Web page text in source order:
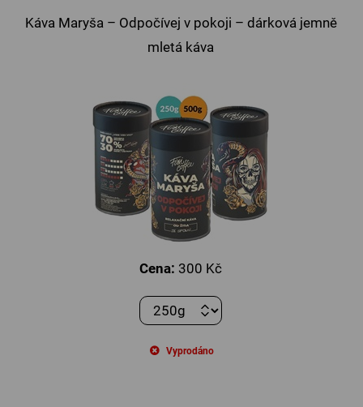
Káva Maryša – Odpočívej v pokoji – dárková jemně
mletá káva
Cena: 300 Kč
Vyprodáno